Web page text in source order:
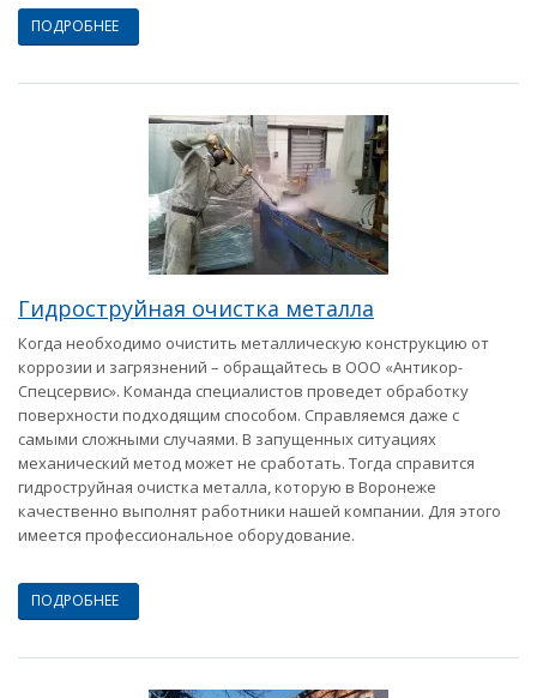
ПОДРОБНЕЕ
Гидроструйная очистка металла
Когда необходимо очистить металлическую конструкцию от
коррозии и загрязнений – обращайтесь в ООО «Антикор-
Спецсервис». Команда специалистов проведет обработку
поверхности подходящим способом. Справляемся даже с
самыми сложными случаями. В запущенных ситуациях
механический метод может не сработать. Тогда справится
гидроструйная очистка металла, которую в Воронеже
качественно выполнят работники нашей компании. Для этого
имеется профессиональное оборудование.
ПОДРОБНЕЕ